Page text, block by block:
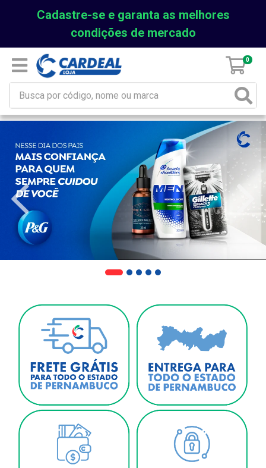
Cadastre-se e garanta as melhores
condições de mercado
0